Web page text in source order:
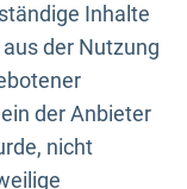
Inhalte
der Nutzung
der Anbieter
nicht